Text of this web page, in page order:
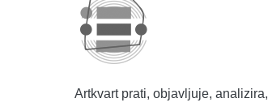
Artkvart prati, objavljuje, analizira,